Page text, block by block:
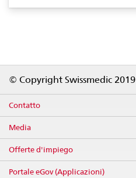
© Copyright Swissmedic 2019
Contatto
Media
Offerte d'impiego
Portale eGov (Applicazioni)